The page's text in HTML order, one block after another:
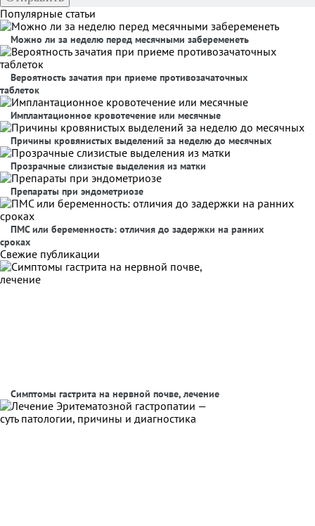
Популярные статьи
Можно ли за неделю перед месячными забеременеть
Вероятность зачатия при приеме противозачаточных
таблеток
Имплантационное кровотечение или месячные
Причины кровянистых выделений за неделю до месячных
Прозрачные слизистые выделения из матки
Препараты при эндометриозе
ПМС или беременность: отличия до задержки на ранних
сроках
Свежие публикации
Симптомы гастрита на нервной почве, лечение